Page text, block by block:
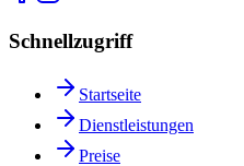
Schnellzugriff
Startseite
Dienstleistungen
Preise